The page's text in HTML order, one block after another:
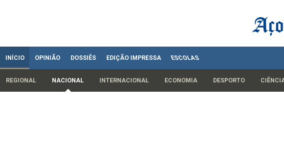
INÍCIO OPINIÃO DOSSIÊS EDIÇÃO IMPRESSA ESCOLAS
REGIONAL NACIONAL INTERNACIONAL ECONOMIA DESPORTO